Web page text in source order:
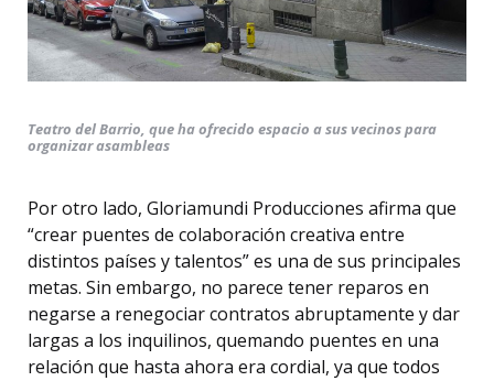
Teatro del Barrio, que ha ofrecido espacio a sus vecinos para
organizar asambleas
Por otro lado, Gloriamundi Producciones afirma que
“crear puentes de colaboración creativa entre
distintos países y talentos” es una de sus principales
metas. Sin embargo, no parece tener reparos en
negarse a renegociar contratos abruptamente y dar
largas a los inquilinos, quemando puentes en una
relación que hasta ahora era cordial, ya que todos